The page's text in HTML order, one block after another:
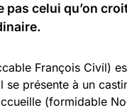
pas celui qu’on
François Civil)
se présente à un
(formidable